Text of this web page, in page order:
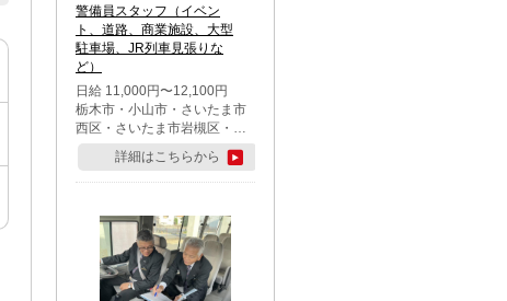
警備員スタッフ（イベン
ト、道路、商業施設、大型
駐車場、JR列車見張りな
ど）
日給 11,000円〜12,100円
栃木市・小山市・さいたま市
西区・さいたま市岩槻区・久
喜市・蓮田市
詳細はこちらから